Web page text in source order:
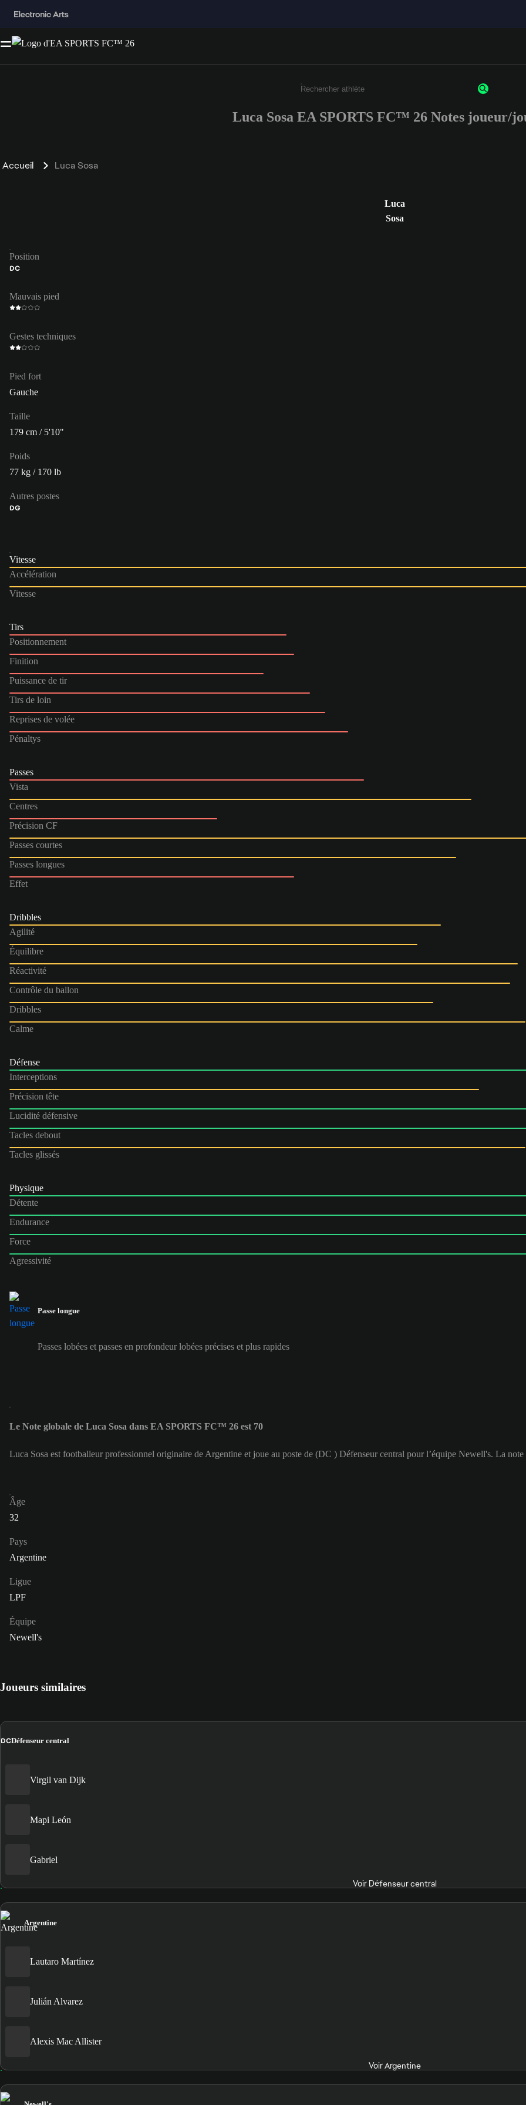
Saisissez au moins 3 caractères ou chiffres.
Luca Sosa EA SPORTS FC™ 26 Notes joueur/
Accueil Luca Sosa
Luca
Sosa
Position
DC
Mauvais pied
Gestes techniques
Pied fort
Gauche
Taille
179 cm / 5'10"
Poids
77 kg / 170 lb
Autres postes
DG
Vitesse
Accélération
Vitesse
Tirs
Positionnement
Finition
Puissance de tir
Tirs de loin
Reprises de volée
Pénaltys
Passes
Vista
Centres
Précision CF
Passes courtes
Passes longues
Effet
Dribbles
Agilité
Équilibre
Réactivité
Contrôle du ballon
Dribbles
Calme
Défense
Interceptions
Précision tête
Lucidité défensive
Tacles debout
Tacles glissés
Physique
Détente
Endurance
Force
Agressivité
Passe longue
Passes lobées et passes en profondeur lobées précises et plus rapides
Le Note globale de Luca Sosa dans EA SPORTS FC™ 26 est 70
Luca Sosa est footballeur professionnel originaire de Argentine et joue au poste de (DC ) Défenseur central pour l’équipe Newell's. La note
Âge
32
Pays
Argentine
Ligue
LPF
Équipe
Newell's
Joueurs similaires
DCDéfenseur central
Virgil van Dijk
Mapi León
Gabriel
Voir Défenseur central
Argentine
Lautaro Martínez
Julián Alvarez
Alexis Mac Allister
Voir Argentine